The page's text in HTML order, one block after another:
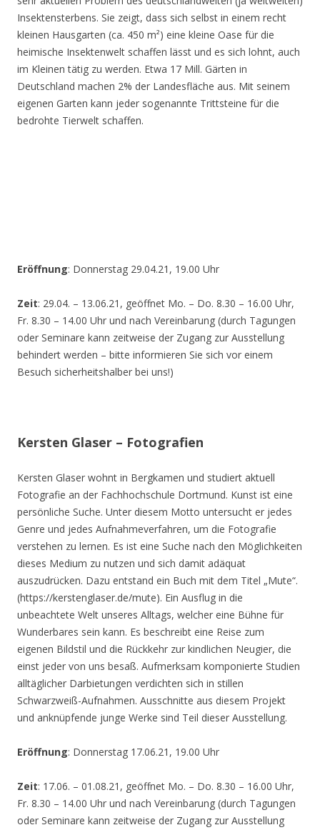
Insektensterbens. Sie zeigt, dass sich selbst in einem recht
kleinen Hausgarten (ca. 450 m²) eine kleine Oase für die
heimische Insektenwelt schaffen lässt und es sich lohnt, auch
im Kleinen tätig zu werden. Etwa 17 Mill. Gärten in
Deutschland machen 2% der Landesfläche aus. Mit seinem
eigenen Garten kann jeder sogenannte Trittsteine für die
bedrohte Tierwelt schaffen.
Eröffnung: Donnerstag 29.04.21, 19.00 Uhr
Zeit: 29.04. – 13.06.21, geöffnet Mo. – Do. 8.30 – 16.00 Uhr,
Fr. 8.30 – 14.00 Uhr und nach Vereinbarung (durch Tagungen
oder Seminare kann zeitweise der Zugang zur Ausstellung
behindert werden – bitte informieren Sie sich vor einem
Besuch sicherheitshalber bei uns!)
Kersten Glaser – Fotografien
Kersten Glaser wohnt in Bergkamen und studiert aktuell
Fotografie an der Fachhochschule Dortmund. Kunst ist eine
persönliche Suche. Unter diesem Motto untersucht er jedes
Genre und jedes Aufnahmeverfahren, um die Fotografie
verstehen zu lernen. Es ist eine Suche nach den Möglichkeiten
dieses Medium zu nutzen und sich damit adäquat
auszudrücken. Dazu entstand ein Buch mit dem Titel „Mute“.
(https://kerstenglaser.de/mute). Ein Ausflug in die
unbeachtete Welt unseres Alltags, welcher eine Bühne für
Wunderbares sein kann. Es beschreibt eine Reise zum
eigenen Bildstil und die Rückkehr zur kindlichen Neugier, die
einst jeder von uns besaß. Aufmerksam komponierte Studien
alltäglicher Darbietungen verdichten sich in stillen
Schwarzweiß-Aufnahmen. Ausschnitte aus diesem Projekt
und anknüpfende junge Werke sind Teil dieser Ausstellung.
Eröffnung: Donnerstag 17.06.21, 19.00 Uhr
Zeit: 17.06. – 01.08.21, geöffnet Mo. – Do. 8.30 – 16.00 Uhr,
Fr. 8.30 – 14.00 Uhr und nach Vereinbarung (durch Tagungen
oder Seminare kann zeitweise der Zugang zur Ausstellung